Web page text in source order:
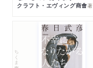
クラフト・エヴィング商會著
ちくま文庫